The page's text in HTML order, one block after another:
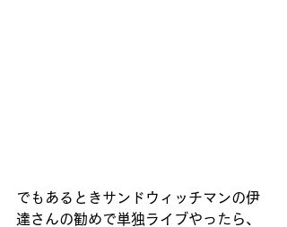
でもあるときサンドウィッチマンの伊
達さんの勧めで単独ライブやったら、